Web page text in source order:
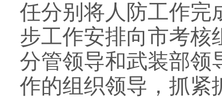
任分别将人防工作完
步工作安排向市考核
分管领导和武装部领
作的组织领导，抓紧